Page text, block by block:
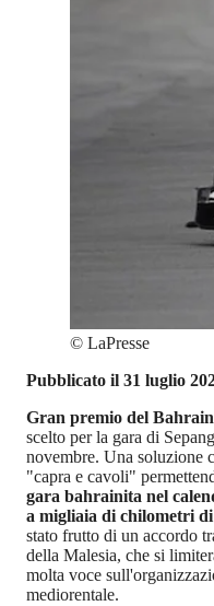
© LaPresse
Pubblicato il 31 luglio
Gran premio del
scelto per la gara di
novembre. Una soluzione
"capra e cavoli"
gara bahrainita nel
a migliaia di chilometri
stato frutto di un accordo
della Malesia, che si
molta voce
mediorentale.